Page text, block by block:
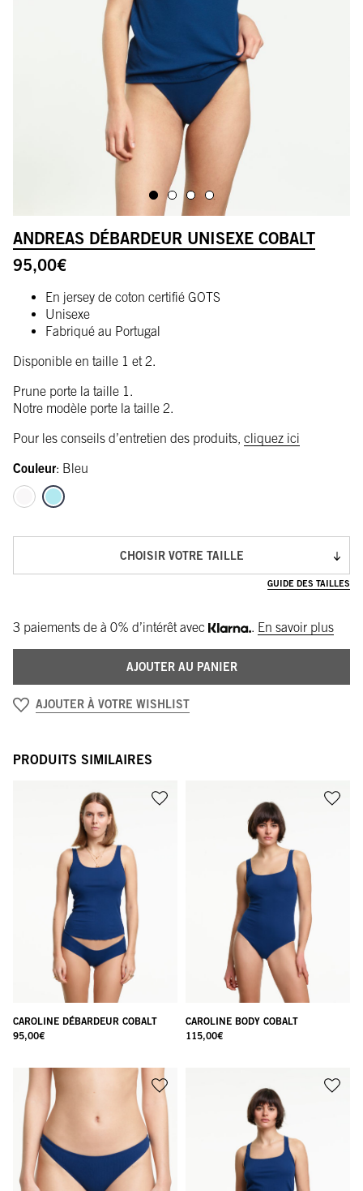
ALLER À L'IMAGE 1
ALLER À L'IMAGE 2
ALLER À L'IMAGE 3
ALLER À L'IMAGE 4
ANDREAS DÉBARDEUR UNISEXE COBALT
95,00€
En jersey de coton certifié GOTS
Unisexe
Fabriqué au Portugal
Disponible en taille 1 et 2.
Prune porte la taille 1.
Notre modèle porte la taille 2.
Pour les conseils d’entretien des produits, cliquez ici
Couleur: Bleu
CHOISIR VOTRE TAILLE
GUIDE DES TAILLES
3 paiements de à 0% d’intérêt avec . En savoir plus
AJOUTER AU PANIER
AJOUTER À VOTRE WISHLIST
PRODUITS SIMILAIRES
CAROLINE DÉBARDEUR COBALT
95,00€
CAROLINE BODY COBALT
115,00€